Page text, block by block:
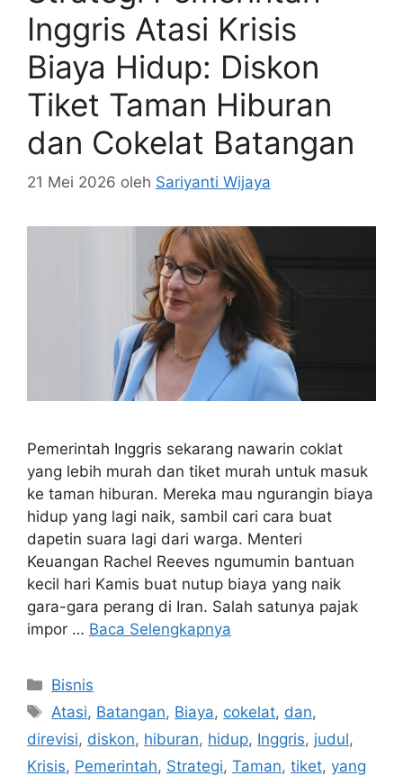
Inggris Atasi Krisis
Biaya Hidup: Diskon
Tiket Taman Hiburan
dan Cokelat Batangan
21 Mei 2026 oleh Sariyanti Wijaya
Pemerintah Inggris sekarang nawarin coklat
yang lebih murah dan tiket murah untuk masuk
ke taman hiburan. Mereka mau ngurangin biaya
hidup yang lagi naik, sambil cari cara buat
dapetin suara lagi dari warga. Menteri
Keuangan Rachel Reeves ngumumin bantuan
kecil hari Kamis buat nutup biaya yang naik
gara-gara perang di Iran. Salah satunya pajak
impor … Baca Selengkapnya
Kategori
Bisnis
Tag
Atasi, Batangan, Biaya, cokelat, dan,
direvisi, diskon, hiburan, hidup, Inggris, judul,
Krisis, Pemerintah, Strategi, Taman, tiket, yang